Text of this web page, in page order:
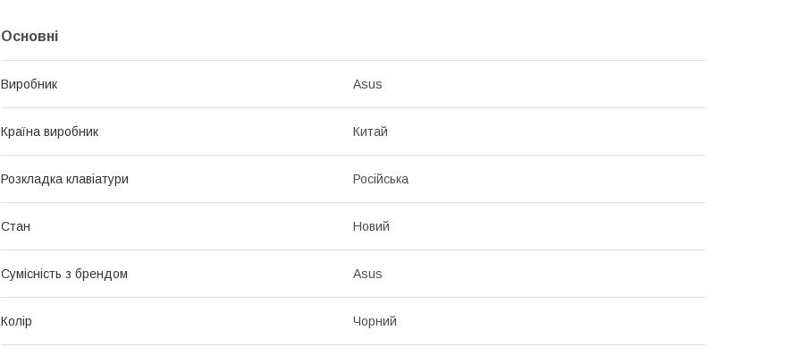
Основні
Виробник Asus
Країна виробник Китай
Розкладка клавіатури Російська
Стан Новий
Сумісність з брендом Asus
Колір Чорний